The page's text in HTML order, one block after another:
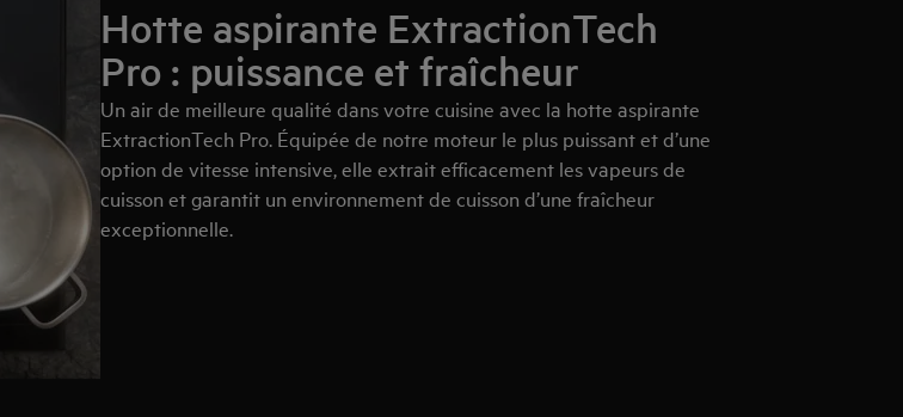
Hotte aspirante ExtractionTech
Pro : puissance et fraîcheur
Un air de meilleure qualité dans votre cuisine avec la hotte aspirante
ExtractionTech Pro. Équipée de notre moteur le plus puissant et d’une
option de vitesse intensive, elle extrait efficacement les vapeurs de
cuisson et garantit un environnement de cuisson d’une fraîcheur
exceptionnelle.